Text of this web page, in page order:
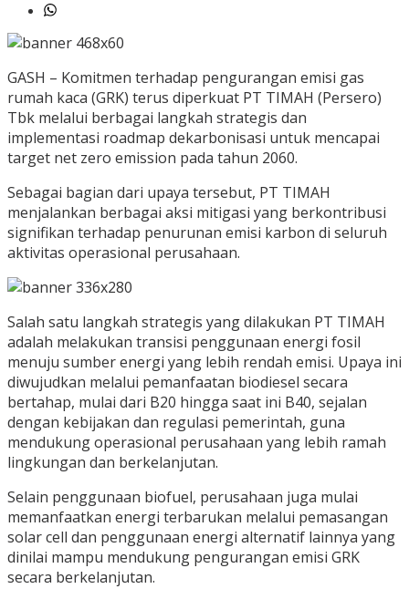
GASH – Komitmen terhadap pengurangan emisi gas
rumah kaca (GRK) terus diperkuat PT TIMAH (Persero)
Tbk melalui berbagai langkah strategis dan
implementasi roadmap dekarbonisasi untuk mencapai
target net zero emission pada tahun 2060.
Sebagai bagian dari upaya tersebut, PT TIMAH
menjalankan berbagai aksi mitigasi yang berkontribusi
signifikan terhadap penurunan emisi karbon di seluruh
aktivitas operasional perusahaan.
Salah satu langkah strategis yang dilakukan PT TIMAH
adalah melakukan transisi penggunaan energi fosil
menuju sumber energi yang lebih rendah emisi. Upaya ini
diwujudkan melalui pemanfaatan biodiesel secara
bertahap, mulai dari B20 hingga saat ini B40, sejalan
dengan kebijakan dan regulasi pemerintah, guna
mendukung operasional perusahaan yang lebih ramah
lingkungan dan berkelanjutan.
Selain penggunaan biofuel, perusahaan juga mulai
memanfaatkan energi terbarukan melalui pemasangan
solar cell dan penggunaan energi alternatif lainnya yang
dinilai mampu mendukung pengurangan emisi GRK
secara berkelanjutan.